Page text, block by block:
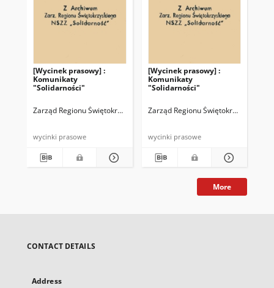
[Wycinek prasowy] :
Komunikaty
"Solidarności"
Zarząd Regionu Świętokrzyskiego NSZZ "Solidarność"
wycinki prasowe
[Wycinek prasowy] :
Komunikaty
"Solidarności"
Zarząd Regionu Świętokrzyskiego
wycinki prasowe
More
CONTACT DETAILS
Address